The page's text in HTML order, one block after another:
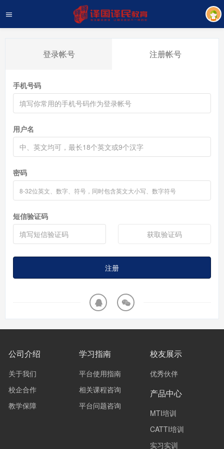
登录帐号 注册帐号
手机号码
用户名
密码
短信验证码
获取验证码
注册
公司介绍
关于我们
校企合作
教学保障
学习指南
平台使用指南
相关课程咨询
平台问题咨询
校友展示
优秀伙伴
产品中心
MTI培训
CATTI培训
实习实训